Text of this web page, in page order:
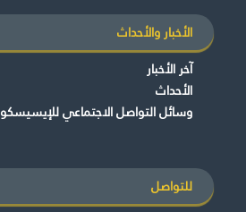
الأخبار والأحداث
آخر الأخبار
الأحداث
وسائل التواصل الاجتماعي للإيسيسكو
للتواصل